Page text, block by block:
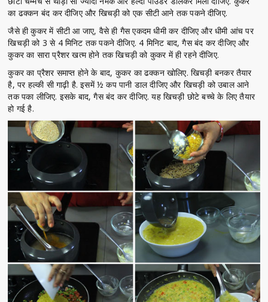
का ढक्कन बंद कर दीजिए और खिचड़ी को एक सीटी आने तक पकने दीजिए.
जैसे ही कुकर में सीटी आ जाए, वैसे ही गैस एकदम धीमी कर दीजिए और धीमी आंच पर
खिचड़ी को 3 से 4 मिनिट तक पकने दीजिए. 4 मिनिट बाद, गैस बंद कर दीजिए और
कुकर का सारा प्रैशर खत्म होने तक खिचड़ी को कुकर में ही रहने दीजिए.
कुकर का प्रैशर समाप्त होने के बाद, कुकर का ढक्कन खोलिए. खिचड़ी बनकर तैयार
है, पर हल्की सी गाढ़ी है. इसमें ½ कप पानी डाल दीजिए और खिचड़ी को उबाल आने
तक पका लीजिए. इसके बाद, गैस बंद कर दीजिए. यह खिचड़ी छोटे बच्चे के लिए तैयार
हो गई है.